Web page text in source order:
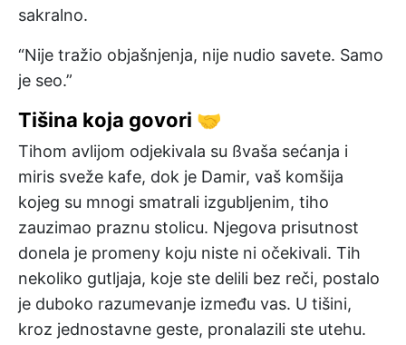
sakralno.
“Nije tražio objašnjenja, nije nudio savete. Samo
je seo.”
Tišina koja govori 🤝
Tihom avlijom odjekivala su ßvaša sećanja i
miris sveže kafe, dok je Damir, vaš komšija
kojeg su mnogi smatrali izgubljenim, tiho
zauzimao praznu stolicu. Njegova prisutnost
donela je promenу koju niste ni očekivali. Tih
nekoliko gutljaja, koje ste delili bez reči, postalo
je duboko razumevanje između vas. U tišini,
kroz jednostavne geste, pronalazili ste utehu.